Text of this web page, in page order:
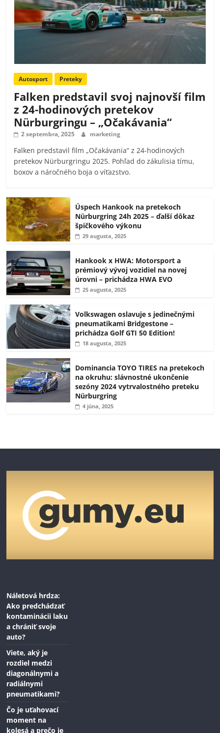
Autosport Preteky
Falken predstavil svoj najnovší film
z 24-hodinových pretekov
Nürburgringu – „Očakávania“
2 septembra, 2025 marketing
Falken predstavil film „Očakávania“ z 24-hodinových
pretekov Nürburgringu 2025. Pohľad do zákulisia tímu,
boxov a náročného boja o víťazstvo.
Úspech Hankook na pretekoch
Nürburgring 24h 2025 – ďalší dôkaz
špičkového výkonu
29 augusta, 2025
Hankook x HWA: Motorsport a
prémiový vývoj vozidiel na novej
úrovni – prichádza HWA EVO
25 augusta, 2025
Volkswagen oslavuje s jedinečnými
pneumatikami Bridgestone –
prichádza Golf GTI 50 Edition!
18 augusta, 2025
Dominancia TOYO TIRES na pretekoch
na okruhu: slávnostné ukončenie
sezóny 2024 vytrvalostného preteku
Nürburgring
4 júna, 2025
Náletová hrdza:
Ako predchádzať
kontaminácii laku
a chrániť svoje
auto?
Viete, aký je
rozdiel medzi
diagonálnymi a
radiálnymi
pneumatikami?
Čo je uťahovací
moment na
kolesá a prečo je